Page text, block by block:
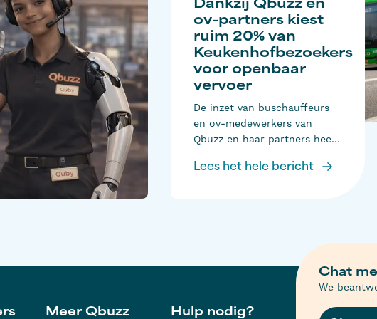
Dankzij Qbuzz en
ov-partners kiest
ruim 20% van
Keukenhofbezoekers
voor openbaar
vervoer
De inzet van buschauffeurs
en ov-medewerkers van
Qbuzz en haar partners heeft
het gebruik van openbaar
ov-reizigers opnieuw duidelijk
is toegenomen. Dat is een
belangrijke ontwikkeling:
Bollenstreek en betere
Lees het hele bericht
Meer Qbuzz Hulp nodig?
Chat
We